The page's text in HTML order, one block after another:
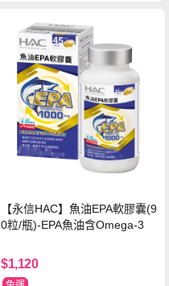
【永信HAC】魚油EPA軟膠囊(9
0粒/瓶)-EPA魚油含Omega-3
$1,120